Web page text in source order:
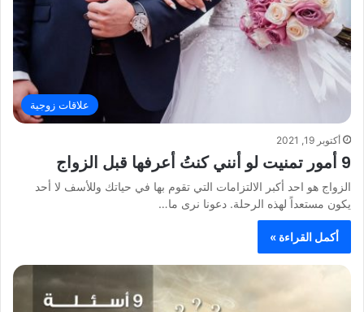
علاقات زوجية
أكتوبر 19, 2021
9 أمور تمنيت لو أنني كنتُ أعرفها قبل الزواج
الزواج هو احد أكبر الالتزامات التي تقوم بها في حياتك وللأسف لا أحد
يكون مستعداً لهذه الرحلة. دعونا نرى ما…
أكمل القراءة »